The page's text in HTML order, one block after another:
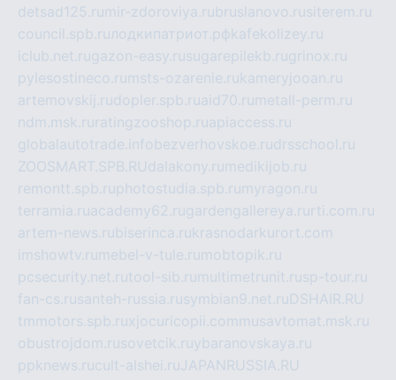
detsad125.ru mir-zdoroviya.rubruslanovo.rusiterem.ru
council.spb.ruлодкипатриот.рфkafekolizey.ru
iclub.net.rugazon-easy.rusugarepilekb.rugrinox.ru
pylesostineco.ru msts-ozarenie.rukameryjooan.ru
artemovskij.rudopler.spb.ruaid70.ru metall-perm.ru
ndm.msk.ru ratingzooshop.ruapiaccess.ru
globalautotrade.info bezverhovskoe.rudrsschool.ru
ZOOSMART.SPB.RUdalakony.ru medikijob.ru
remontt.spb.ruphotostudia.spb.ru myragon.ru
terramia.ruacademy62.rugardengallereya.ru rti.com.ru
artem-news.rubiserinca.rukrasnodarkurort.com
imshowtv.ru mebel-v-tule.ru mobtopik.ru
pcsecurity.net.rutool-sib.ru multimetrunit.rusp-tour.ru
fan-cs.rusanteh-russia.rusymbian9.net.ruDSHAIR.RU
tmmotors.spb.ruxjocuricopii.com musavtomat.msk.ru
obustrojdom.rusovetcik.ruybaranovskaya.ru
ppknews.rucult-alshei.ruJAPANRUSSIA.RU